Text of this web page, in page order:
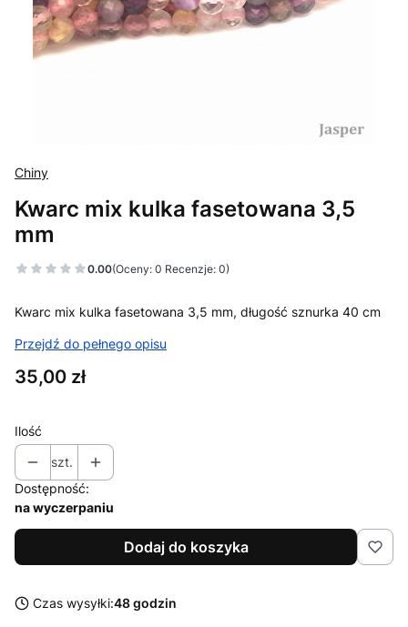
Chiny
Kwarc mix kulka fasetowana 3,5
mm
0.00(Oceny: 0 Recenzje: 0)
Kwarc mix kulka fasetowana 3,5 mm, długość sznurka 40 cm
Przejdź do pełnego opisu
Cena
35,00 zł
Ilość
szt.
Dostępność:
na wyczerpaniu
Dodaj do koszyka
Czas wysyłki:48 godzin